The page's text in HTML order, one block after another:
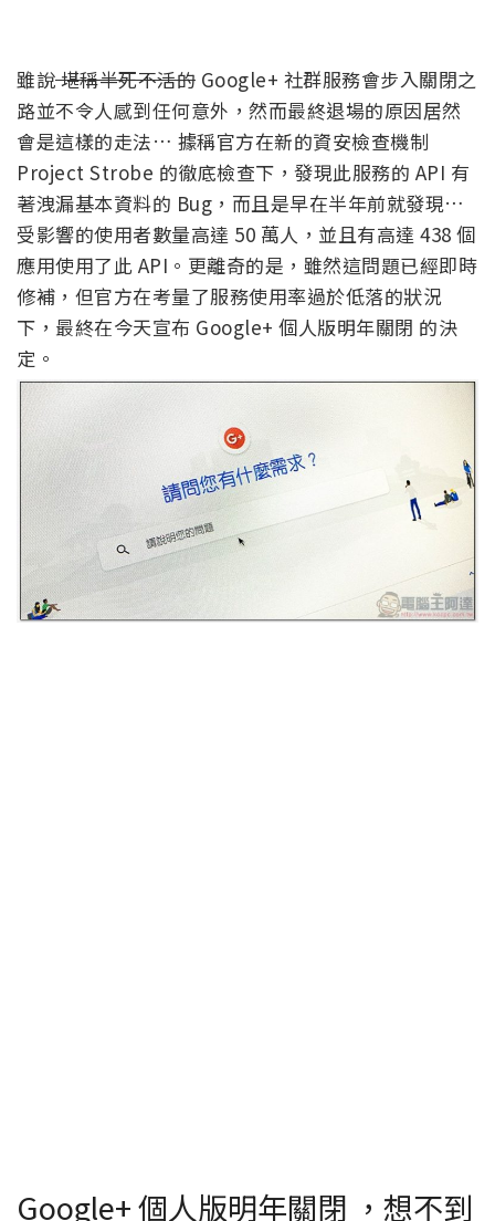
雖說堪稱半死不活的 Google+ 社群服務會步入關閉之
路並不令人感到任何意外，然而最終退場的原因居然
會是這樣的走法… 據稱官方在新的資安檢查機制
Project Strobe 的徹底檢查下，發現此服務的 API 有
著洩漏基本資料的 Bug，而且是早在半年前就發現…
受影響的使用者數量高達 50 萬人，並且有高達 438 個
應用使用了此 API。更離奇的是，雖然這問題已經即時
修補，但官方在考量了服務使用率過於低落的狀況
下，最終在今天宣布 Google+ 個人版明年關閉 的決
定。
Google+ 個人版明年關閉 ，想不到